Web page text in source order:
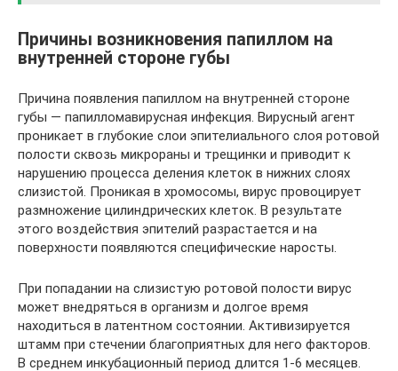
Причины возникновения папиллом на
внутренней стороне губы
Причина появления папиллом на внутренней стороне
губы — папилломавирусная инфекция. Вирусный агент
проникает в глубокие слои эпителиального слоя ротовой
полости сквозь микрораны и трещинки и приводит к
нарушению процесса деления клеток в нижних слоях
слизистой. Проникая в хромосомы, вирус провоцирует
размножение цилиндрических клеток. В результате
этого воздействия эпителий разрастается и на
поверхности появляются специфические наросты.
При попадании на слизистую ротовой полости вирус
может внедряться в организм и долгое время
находиться в латентном состоянии. Активизируется
штамм при стечении благоприятных для него факторов.
В среднем инкубационный период длится 1-6 месяцев.